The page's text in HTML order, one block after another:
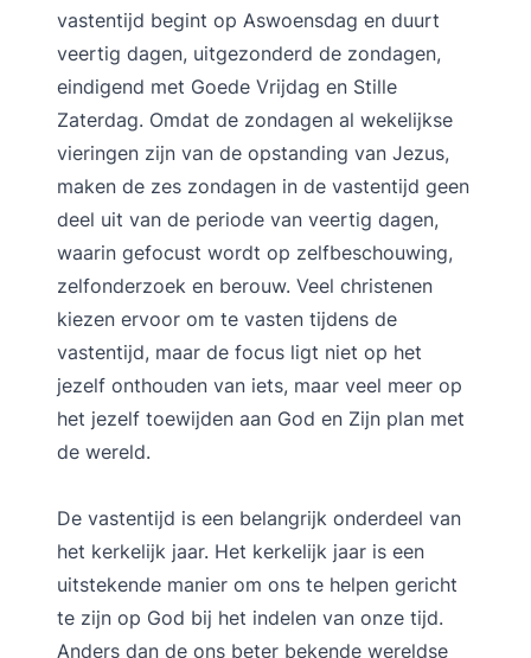
vastentijd begint op Aswoensdag en duurt
veertig dagen, uitgezonderd de zondagen,
eindigend met Goede Vrijdag en Stille
Zaterdag. Omdat de zondagen al wekelijkse
vieringen zijn van de opstanding van Jezus,
maken de zes zondagen in de vastentijd geen
deel uit van de periode van veertig dagen,
waarin gefocust wordt op zelfbeschouwing,
zelfonderzoek en berouw. Veel christenen
kiezen ervoor om te vasten tijdens de
vastentijd, maar de focus ligt niet op het
jezelf onthouden van iets, maar veel meer op
het jezelf toewijden aan God en Zijn plan met
de wereld.
De vastentijd is een belangrijk onderdeel van
het kerkelijk jaar. Het kerkelijk jaar is een
uitstekende manier om ons te helpen gericht
te zijn op God bij het indelen van onze tijd.
Anders dan de ons beter bekende wereldse